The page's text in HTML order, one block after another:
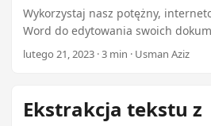
Wykorzystaj nasz potężny,
Word do edytowania swoich
nowy dokument od podstaw,
wtyczki .NET za 99 dolarów.
lutego 21, 2023 · 3 min · Usman Aziz
Ekstrakcja tekstu z